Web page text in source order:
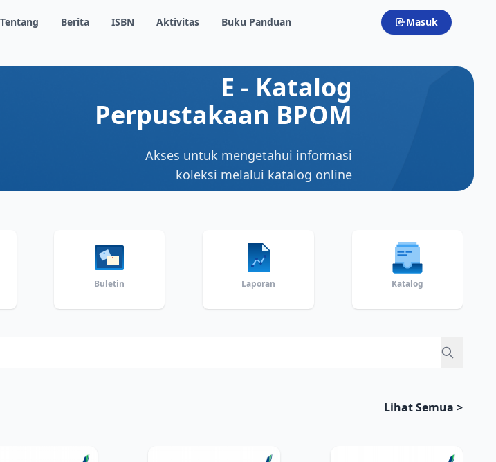
Tentang Berita ISBN Aktivitas Buku Panduan Masuk
E - Katalog
Perpustakaan BPOM
Akses untuk mengetahui informasi
koleksi melalui katalog online
Buletin Laporan Katalog
Lihat Semua >